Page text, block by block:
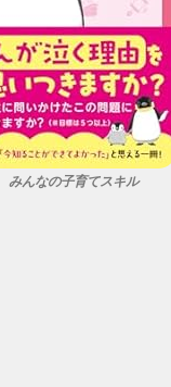
みんなの子育てスキル